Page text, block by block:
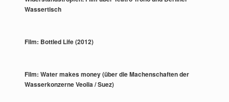
Wassertisch
Film: Bottled Life (2012)
Film: Water makes money (über die Machenschaften der
Wasserkonzerne Veolia / Suez)